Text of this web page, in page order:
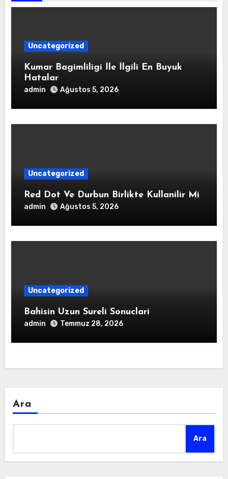
Uncategorized
Kumar Bagimliligi İle İlgili En Buyuk
Hatalar
admin Ağustos 5, 2026
Uncategorized
Red Dot Ve Durbun Birlikte Kullanilir Mi
admin Ağustos 5, 2026
Uncategorized
Bahisin Uzun Sureli Sonuclari
admin Temmuz 28, 2026
Ara
Ara